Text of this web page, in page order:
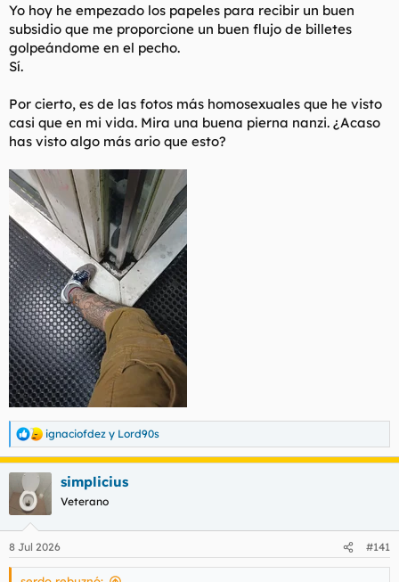
Yo hoy he empezado los papeles para recibir un buen
subsidio que me proporcione un buen flujo de billetes
golpeándome en el pecho.
Sí.
Por cierto, es de las fotos más homosexuales que he visto
casi que en mi vida. Mira una buena pierna nanzi. ¿Acaso
has visto algo más ario que esto?
R
e
a
c
e
s
ignaciofdez y Lord90s
simplicius
Veterano
8 Jul 2026 #141